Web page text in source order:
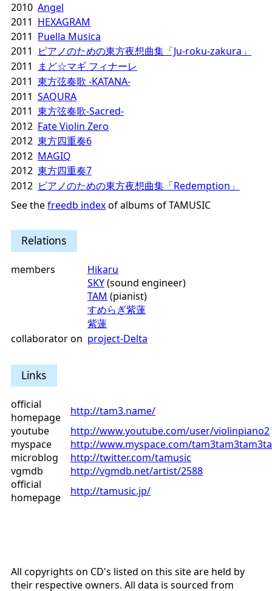
2010 Angel
2011 HEXAGRAM
2011 Puella Musica
2011
ピアノのための東方夜想曲集「Ju-roku-zakura」
2011
まど☆マギ フィナーレ
2011 東方弦奏歌 -KATANA-
2011 SAQURA
2011 東方弦奏歌-Sacred-
2012 Fate Violin Zero
2012 東方四重奏6
2012 MAGIQ
2012 東方四重奏7
2012 ピアノのための東方夜想曲集「Redemption」
See thefreedb indexof albums of TAMUSIC
Relations
members
Hikaru
SKY(sound engineer)
TAM (pianist)
すめらぎ紫蓮
紫蓮
collaborator on project-Delta
Links
official
homepage
http://tam3.name/
youtube
http://www.youtube.com/user/violinpiano2
myspace
http://www.myspace.com/
microblog
http://twitter.com/tamusic
vgmdb
http://vgmdb.net/artist/2588
official
homepage
http://tamusic.jp/
All copyrights on CD's listed on this site are held by
their respective owners. All data is sourced from